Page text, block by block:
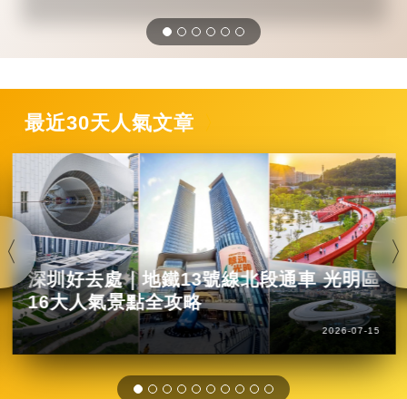
最近30天人氣文章
深圳好去處｜地鐵13號線北段通車 光明區
16大人氣景點全攻略
2026-07-15